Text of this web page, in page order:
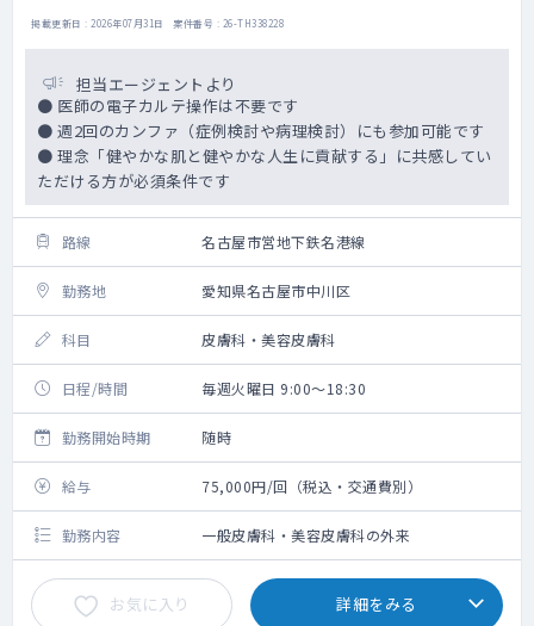
掲載更新日 : 2026年07月31日 案件番号 : 26-TH338228
担当エージェントより
● 医師の電子カルテ操作は不要です
● 週2回のカンファ（症例検討や病理検討）にも参加可能です
● 理念「健やかな肌と健やかな人生に貢献する」に共感してい
ただける方が必須条件です
路線 名古屋市営地下鉄名港線
勤務地 愛知県名古屋市中川区
科目 皮膚科・美容皮膚科
日程/時間 毎週火曜日 9:00～18:30
勤務開始時期 随時
給与 75,000円/回（税込・交通費別）
勤務内容 一般皮膚科・美容皮膚科の外来
お気に入り 詳細をみる